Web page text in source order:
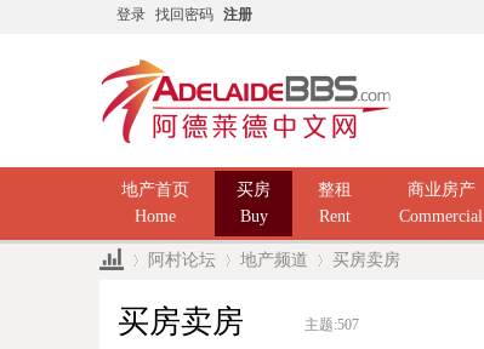
登录 找回密码 注册
地产首页
Home
买房
Buy
整租
Rent
商业房产
Commercial
阿村论坛 地产频道 买房卖房
买房卖房 主题:507